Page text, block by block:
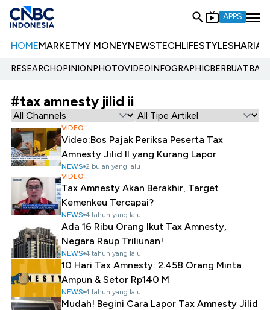
APPS
HOMEMARKETMY MONEYNEWSTECHLIFESTYLESHARIA
RESEARCHOPINIONPHOTOVIDEOINFOGRAPHIC
#tax amnesty jilid ii
VIDEO
Video:Bos Pajak Periksa Peserta Tax
Amnesty Jilid II yang Kurang Lapor
NEWS 2 bulan yang lalu
VIDEO
Tax Amnesty Akan Berakhir, Target
Kemenkeu Tercapai?
NEWS 4 tahun yang lalu
Ada 16 Ribu Orang Ikut Tax Amnesty,
Negara Raup Triliunan!
NEWS 4 tahun yang lalu
10 Hari Tax Amnesty: 2.458 Orang Minta
Ampun & Setor Rp140 M
NEWS 4 tahun yang lalu
Mudah! Begini Cara Lapor Tax Amnesty Jilid